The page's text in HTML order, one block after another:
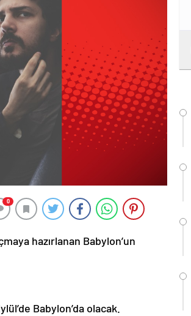
0
hazırlanan Babylon’un
Babylon’da olacak.